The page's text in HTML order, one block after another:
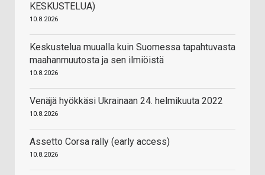
KESKUSTELUA)
10.8.2026
Keskustelua muualla kuin Suomessa tapahtuvasta
maahanmuutosta ja sen ilmiöistä
10.8.2026
Venäjä hyökkäsi Ukrainaan 24. helmikuuta 2022
10.8.2026
Assetto Corsa rally (early access)
10.8.2026